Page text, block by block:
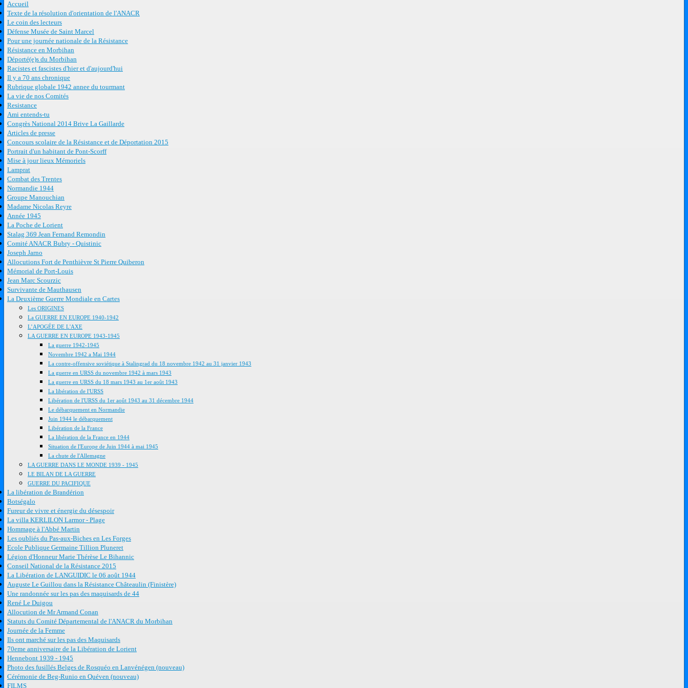
Accueil
Texte de la résolution d'orientation de l'ANACR
Le coin des lecteurs
Défense Musée de Saint Marcel
Pour une journée nationale de la Résistance
Résistance en Morbihan
Déporté(e)s du Morbihan
Racistes et fascistes d'hier et d'aujourd'hui
Il y a 70 ans chronique
Rubrique globale 1942 annee du tourmant
La vie de nos Comités
Resistance
Ami entends-tu
Congrès National 2014 Brive La Gaillarde
Articles de presse
Concours scolaire de la Résistance et de Déportation 2015
Portrait d'un habitant de Pont-Scorff
Mise à jour lieux Mémoriels
Lamprat
Combat des Trentes
Normandie 1944
Groupe Manouchian
Madame Nicolas Reyre
Année 1945
La Poche de Lorient
Stalag 369 Jean Fernand Remondin
Comité ANACR Bubry - Quistinic
Joseph Jarno
Allocutions Fort de Penthièvre St Pierre Quiberon
Mémorial de Port-Louis
Jean Marc Scourzic
Survivante de Mauthausen
La Deuxième Guerre Mondiale en Cartes
Les ORIGINES
La GUERRE EN EUROPE 1940-1942
L’APOGÉE DE L'AXE
LA GUERRE EN EUROPE 1943-1945
La guerre 1942-1945
Novembre 1942 a Mai 1944
La contre-offensive soviétique à Stalingrad du 18 novembre 1942 au 31 janvier 1943
La guerre en URSS du novembre 1942 à mars 1943
La guerre en URSS du 18 mars 1943 au 1er août 1943
La libération de l'URSS
Libération de l'URSS du 1er août 1943 au 31 décembre 1944
Le débarquement en Normandie
Juin 1944 le débarquement
Libération de la France
La libération de la France en 1944
Situation de l'Europe de Juin 1944 à mai 1945
La chute de l'Allemagne
LA GUERRE DANS LE MONDE 1939 - 1945
LE BILAN DE LA GUERRE
GUERRE DU PACIFIQUE
La libération de Brandérion
Botségalo
Fureur de vivre et énergie du désespoir
La villa KERLILON Larmor - Plage
Hommage à l'Abbé Martin
Les oubliés du Pas-aux-Biches en Les Forges
Ecole Publique Germaine Tillion Pluneret
Légion d'Honneur Marie Thérèse Le Bihannic
Conseil National de la Résistance 2015
La Libération de LANGUIDIC le 06 août 1944
Auguste Le Guillou dans la Résistance Châteaulin (Finistère)
Une randonnée sur les pas des maquisards de 44
René Le Duigou
Allocution de Mr Armand Conan
Statuts du Comité Départemental de l'ANACR du Morbihan
Journée de la Femme
Ils ont marché sur les pas des Maquisards
70eme anniversaire de la Libération de Lorient
Hennebont 1939 - 1945
Photo des fusillés Belges de Rosquéo en Lanvénégen (nouveau)
Cérémonie de Beg-Runio en Quéven (nouveau)
FILMS